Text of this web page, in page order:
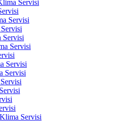
Servisi
Servisi
Servisi
Servisi
Servisi
Servisi
Servisi